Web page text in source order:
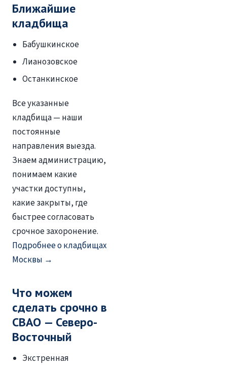
Ближайшие
кладбища
Бабушкинское
Лианозовское
Останкинское
Все указанные
кладбища — наши
постоянные
направления выезда.
Знаем администрацию,
понимаем какие
участки доступны,
какие закрыты, где
быстрее согласовать
срочное захоронение.
Подробнее о кладбищах
Москвы →
Что можем
сделать срочно в
СВАО — Северо-
Восточный
Экстренная